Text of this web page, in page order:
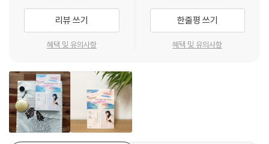
그리고 우리가 동경하는 것들은 무엇인지 떠올려보는 시간
작가는 자신이 애정하는 것들에 대해 무궁무진한 이야기를 쏟아냈다. 그
어떤 것도 덜 다루어지거나 ‘그냥’ 다루어지지 않았다. 일례로 ‘냄새’라는
기억을 소환해 특별하게 자리 잡았는지, 무엇 때문에 그 냄새를 누구에게
도 들키고 싶지 않은지에 대해 순수하고, 농밀하게, 때로는 귀엽게 자신의
이야기를 펼쳐보였다. 그가 공개한 사랑의 목록들을 보면 그것이 무엇이든
너무 소중해 밤새 이야기 나눌 수 있을 것 같다는 확신마저 든다. 어쩌면 작
가는 무엇이든 기록하고, 마음에 새기길 좋아하는 욕심쟁이 같지만 사실
어안기를 주저않는다. 전 세계의 도시를 다니며 나 자신이 되기 위해 싸워
온 그는 비로소 자신이 되어 이 글을, 유지혜라는 사람을 완성했다. 언제 어
딘가가 아닌 지금 바로 여기에서.
리뷰 쓰기
혜택 및 유의사항
한줄평 쓰기
혜택 및 유의사항